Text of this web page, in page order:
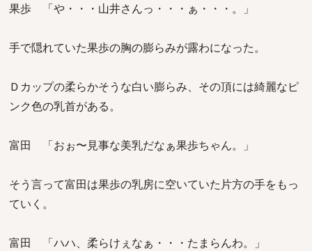
果歩 「や・・・山井さんっ・・・ぁ・・・。」
手で隠れていた果歩の胸の膨らみが露わになった。
Ｄカップの柔らかそうな白い膨らみ、その頂には綺麗なピ
ンク色の乳首がある。
富田 「おぉ〜見事な美乳だなぁ果歩ちゃん。」
そう言って富田は果歩の乳房に空いていた片方の手をもっ
ていく。
富田 「ハハ、柔らけぇなぁ・・・たまらんわ。」